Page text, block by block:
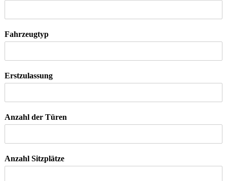
Fahrzeugtyp
Erstzulassung
Anzahl der Türen
Anzahl Sitzplätze